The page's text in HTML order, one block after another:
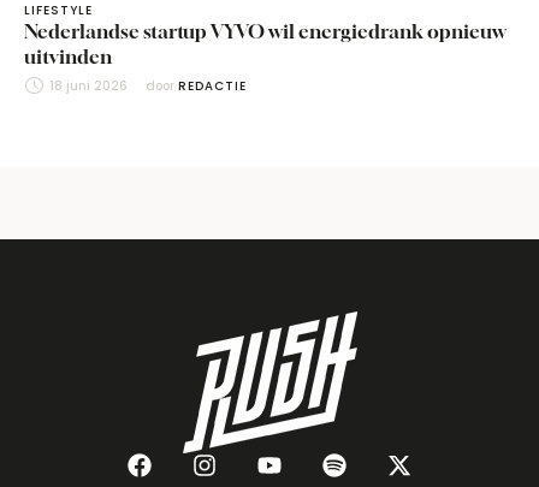
LIFESTYLE
Nederlandse startup VYVO wil energiedrank opnieuw
uitvinden
18 juni 2026 door REDACTIE